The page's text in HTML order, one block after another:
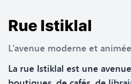
Rue Istiklal
L’avenue moderne et
La rue Istiklal est une